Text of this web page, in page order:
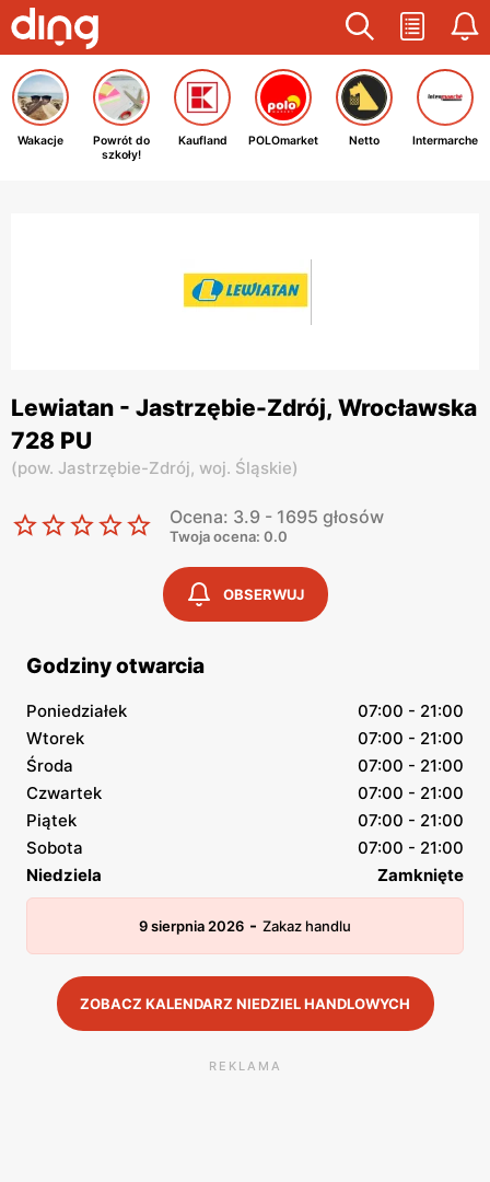
Wakacje
Powrót do
szkoły!
Kaufland POLOmarket Netto Intermarche
Lewiatan - Jastrzębie-Zdrój, Wrocławska
728 PU
(pow. Jastrzębie-Zdrój, woj. Śląskie)
Ocena: 3.9 - 1695 głosów
Twoja ocena: 0.0
OBSERWUJ
Godziny otwarcia
Poniedziałek
07:00 - 21:00
Wtorek
07:00 - 21:00
Środa
07:00 - 21:00
Czwartek
07:00 - 21:00
Piątek
07:00 - 21:00
Sobota
07:00 - 21:00
Niedziela
Zamknięte
9 sierpnia 2026 - Zakaz handlu
ZOBACZ KALENDARZ NIEDZIEL HANDLOWYCH
REKLAMA